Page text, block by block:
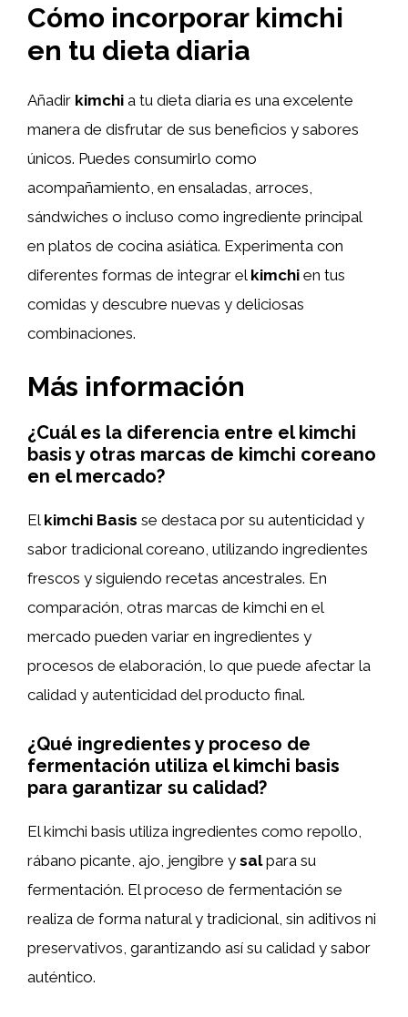
Cómo incorporar kimchi
en tu dieta diaria
Añadir kimchi a tu dieta diaria es una excelente
manera de disfrutar de sus beneficios y sabores
únicos. Puedes consumirlo como
acompañamiento, en ensaladas, arroces,
sándwiches o incluso como ingrediente principal
en platos de cocina asiática. Experimenta con
diferentes formas de integrar el kimchi en tus
comidas y descubre nuevas y deliciosas
combinaciones.
Más información
¿Cuál es la diferencia entre el kimchi
basis y otras marcas de kimchi coreano
en el mercado?
El kimchi Basis se destaca por su autenticidad y
sabor tradicional coreano, utilizando ingredientes
frescos y siguiendo recetas ancestrales. En
comparación, otras marcas de kimchi en el
mercado pueden variar en ingredientes y
procesos de elaboración, lo que puede afectar la
calidad y autenticidad del producto final.
¿Qué ingredientes y proceso de
fermentación utiliza el kimchi basis
para garantizar su calidad?
El kimchi basis utiliza ingredientes como repollo,
rábano picante, ajo, jengibre y salpara su
fermentación. El proceso de fermentación se
realiza de forma natural y tradicional, sin aditivos ni
preservativos, garantizando así su calidad y sabor
auténtico.